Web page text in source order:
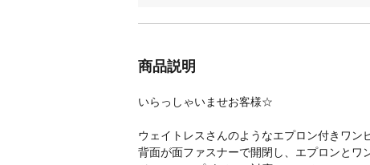
商品説明
いらっしゃいませお客様☆
ウェイトレスさんのようなエプロン付きワン
背面が面ファスナーで開閉し、エプロンとワ